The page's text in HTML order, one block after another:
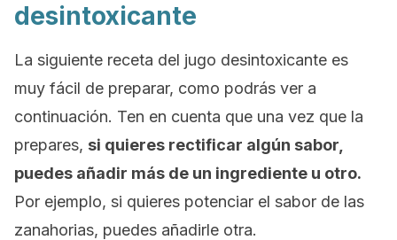
desintoxicante
La siguiente receta del jugo desintoxicante es
muy fácil de preparar, como podrás ver a
continuación. Ten en cuenta que una vez que la
prepares, si quieres rectificar algún sabor,
puedes añadir más de un ingrediente u otro.
Por ejemplo, si quieres potenciar el sabor de las
zanahorias, puedes añadirle otra.